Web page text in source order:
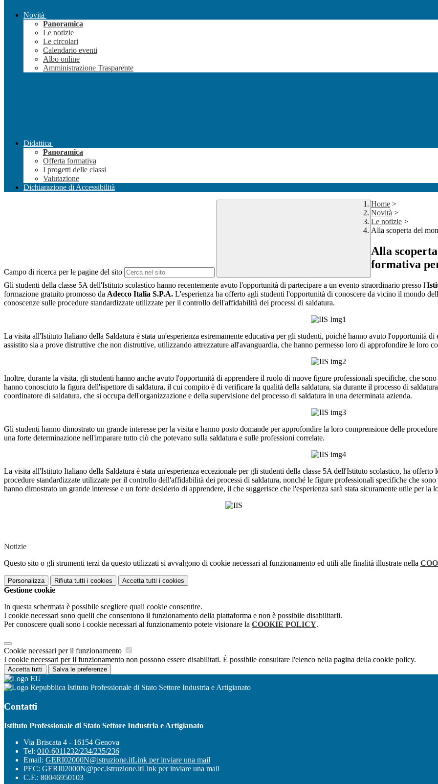
Novità
Panoramica
Le notizie
Le circolari
Calendario eventi
Albo online
Amministrazione Trasparente
Didattica
Panoramica
Offerta formativa
I progetti delle classi
Valutazione
Dichiarazione di Accessibilità
Campo di ricerca per le pagine del sito
Home >
Novità >
Le notizie >
Alla scoperta del
Alla
formativa
Gli studenti della classe 5A dell'Istituto scolastico hanno recentemente avuto l'opportunità di partecipare a un evento straordinario presso l'
formazione gratuito promosso da Adecco Italia S.P.A. L'esperienza ha offerto agli studenti l'opportunità di conoscere da vicino il mondo
conoscenze sulle procedure standardizzate utilizzate per il controllo dell'affidabilità dei processi di saldatura.
La visita all'Istituto Italiano della Saldatura è stata un'esperienza estremamente educativa per gli studenti, poiché hanno avuto l'opportunità
assistito sia a prove distruttive che non distruttive, utilizzando attrezzature all'avanguardia, che hanno permesso loro di approfondire le loro
Inoltre, durante la visita, gli studenti hanno anche avuto l'opportunità di apprendere il ruolo di nuove figure professionali specifiche, che
hanno conosciuto la figura dell'ispettore di saldatura, il cui compito è di verificare la qualità della saldatura, sia durante il processo di
coordinatore di saldatura, che si occupa dell'organizzazione e della supervisione del processo di saldatura in una determinata azienda.
Gli studenti hanno dimostrato un grande interesse per la visita e hanno posto domande per approfondire la loro comprensione delle
una forte determinazione nell'imparare tutto ciò che potevano sulla saldatura e sulle professioni correlate.
La visita all'Istituto Italiano della Saldatura è stata un'esperienza eccezionale per gli studenti della classe 5A dell'Istituto scolastico, ha
procedure standardizzate utilizzate per il controllo dell'affidabilità dei processi di saldatura, nonché le figure professionali specifiche che
hanno dimostrato un grande interesse e un forte desiderio di apprendere, il che suggerisce che l'esperienza sarà stata sicuramente utile per la
Notizie
Questo sito o gli strumenti terzi da questo utilizzati si avvalgono di cookie necessari al funzionamento ed utili alle finalità illustrate nella
Personalizza Rifiuta tutti i cookies Accetta tutti i cookies
Gestione cookie
In questa schermata è possibile scegliere quali cookie consentire.
I cookie necessari sono quelli che consentono il funzionamento della piattaforma e non è possibile disabilitarli.
Per conoscere quali sono i cookie necessari al funzionamento potete visionare la COOKIE POLICY.
Cookie necessari per il funzionamento
I cookie necessari per il funzionamento non possono essere disabilitati. È possibile consultare l'elenco nella pagina della cookie policy.
Accetta tutti Salva le preferenze
Istituto Professionale di Stato Settore Industria e Artigianato
Contatti
Istituto Professionale di Stato Settore Industria e Artigianato
Via Briscata 4 - 16154 Genova
Tel: 010-6011232/234/235/236
Email: GERI02000N@istruzione.itLink per inviare una mail
PEC: GERI02000N@pec.istruzione.itLink per inviare una mail
C.F.: 80046950103